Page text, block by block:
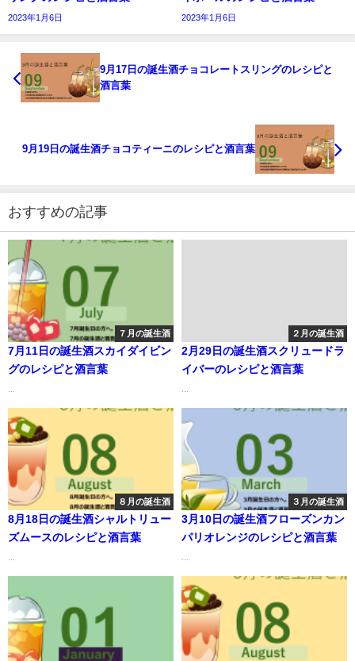
2023年1月6日 2023年1月6日
9月17日の誕生酒チョコレートスリングのレシピと
酒言葉
9月19日の誕生酒チョコティーニのレシピと酒言葉
おすすめの記事
７月の誕生酒
7月11日の誕生酒スカイダイビン
グのレシピと酒言葉
２月の誕生酒
2月29日の誕生酒スクリュードラ
イバーのレシピと酒言葉
８月の誕生酒
8月18日の誕生酒シャルトリュー
ズムースのレシピと酒言葉
３月の誕生酒
3月10日の誕生酒フローズンカン
パリオレンジのレシピと酒言葉